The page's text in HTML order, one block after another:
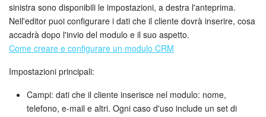
sinistra sono disponibili le impostazioni, a destra l'anteprima.
Nell'editor puoi configurare i dati che il cliente dovrà inserire, cosa
accadrà dopo l'invio del modulo e il suo aspetto.
Come creare e configurare un modulo CRM
Impostazioni principali:
Campi: dati che il cliente inserisce nel modulo: nome,
telefono, e-mail e altri. Ogni caso d'uso include un set di